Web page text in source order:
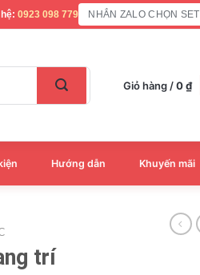
hệ:0923 098 779 NHẮN ZALO CHỌN SET
Giỏ hàng /0₫
Hướng dẫn Khuyến mãi
trí